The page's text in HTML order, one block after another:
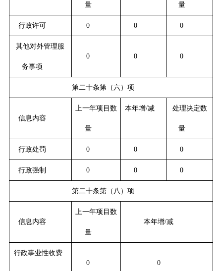
量 量
行政许可 0 0 0
其他对外管理服
务事项
0 0 0
第二十条第（六）项
信息内容
上一年项目数
量
本年增/减 处理决定数
量
行政处罚 0 0 0
行政强制 0 0 0
第二十条第（八）项
信息内容
上一年项目数
量
本年增/减
行政事业性收费
0
0